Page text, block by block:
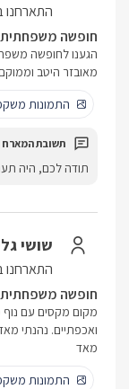
התארחנו
חופשה משפחתית
הגענו לחופשה
מאובזר היטב
התמונות
תודה לכם, היה
שושי
התארחנו
חופשה
מקום מקסים עם נוף
ואכפתיים. נהנתי
מאד
התמונות